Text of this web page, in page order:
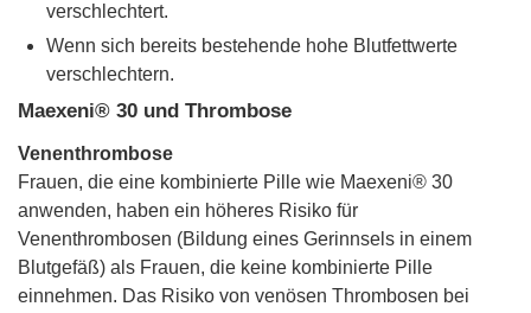
verschlechtert.
Wenn sich bereits bestehende hohe Blutfettwerte
verschlechtern.
Maexeni® 30 und Thrombose
Venenthrombose
Frauen, die eine kombinierte Pille wie Maexeni® 30
anwenden, haben ein höheres Risiko für
Venenthrombosen (Bildung eines Gerinnsels in einem
Blutgefäß) als Frauen, die keine kombinierte Pille
einnehmen. Das Risiko von venösen Thrombosen bei